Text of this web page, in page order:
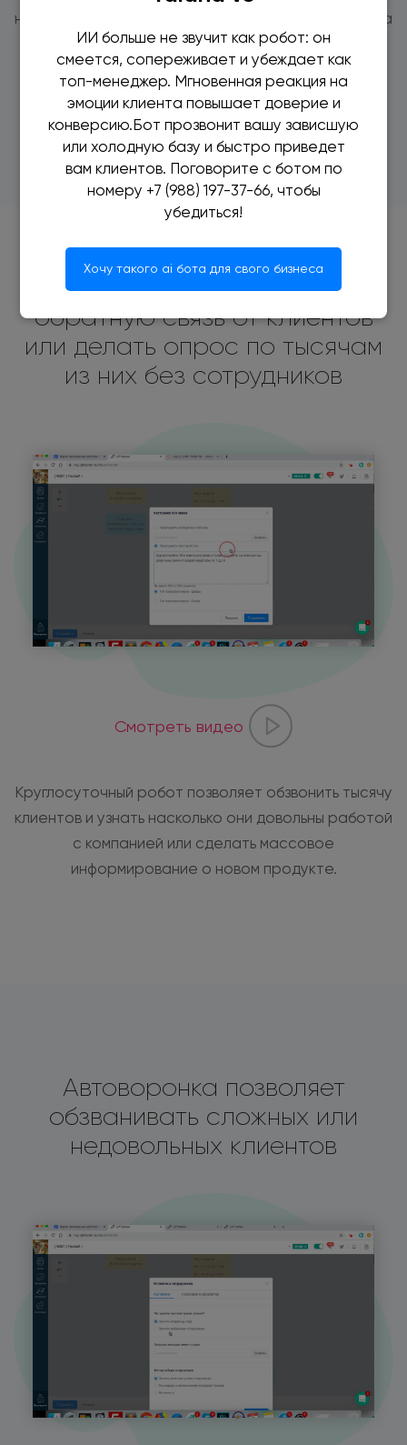
недозвоны клиентам? Настройте робота, сначала
он позвонит клиенту и если клиент ответил, то
только тогда будет соединение с сотрудником.
Робот может собирать
обратную связь от клиентов
или делать опрос по тысячам
из них без сотрудников
Смотреть видео
Круглосуточный робот позволяет обзвонить тысячу
клиентов и узнать насколько они довольны работой
с компанией или сделать массовое
информирование о новом продукте.
Автоворонка позволяет
обзванивать сложных или
недовольных клиентов
ИИ больше не звучит как робот: он
смеется, сопереживает и убеждает как
топ-менеджер. Мгновенная реакция на
эмоции клиента повышает доверие и
конверсию.Бот прозвонит вашу зависшую
или холодную базу и быстро приведет
вам клиентов. Поговорите с ботом по
номеру +7 (988) 197-37-66, чтобы
убедиться!
Хочу такого ai бота для свого бизнеса